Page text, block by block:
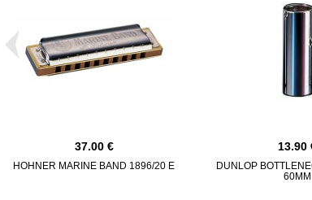
37.00
HOHNER MARINE BAND 1896/20 E
DUNLOP
60MM